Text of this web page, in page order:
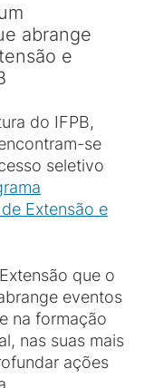
abrange
e
do IFPB,
se
seletivo
Extensão e
que o
eventos
na formação
nas suas mais
ações